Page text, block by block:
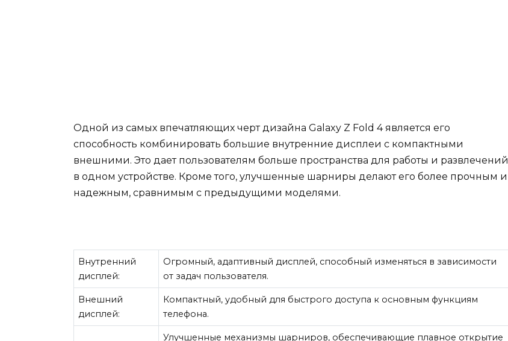
Одной из самых впечатляющих черт дизайна Galaxy Z Fold 4 является его
способность комбинировать большие внутренние дисплеи с компактными
внешними. Это дает пользователям больше пространства для работы и развлечений
в одном устройстве. Кроме того, улучшенные шарниры делают его более прочным и
надежным, сравнимым с предыдущими моделями.
Внутренний
дисплей:
Огромный, адаптивный дисплей, способный изменяться в зависимости
от задач пользователя.
Внешний
дисплей:
Компактный, удобный для быстрого доступа к основным функциям
телефона.
Улучшенные механизмы шарниров, обеспечивающие плавное открытие